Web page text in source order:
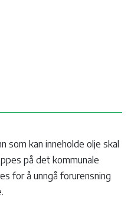
som kan inneholde olje skal
på det kommunale
for å unngå forurensning